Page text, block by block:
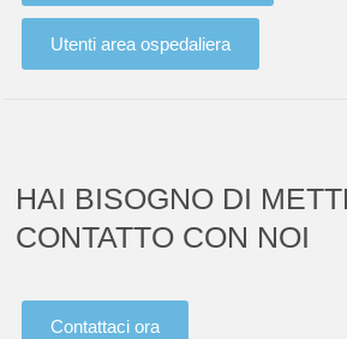
Utenti area ospedaliera
HAI BISOGNO DI
CONTATTO CON NOI
Contattaci ora